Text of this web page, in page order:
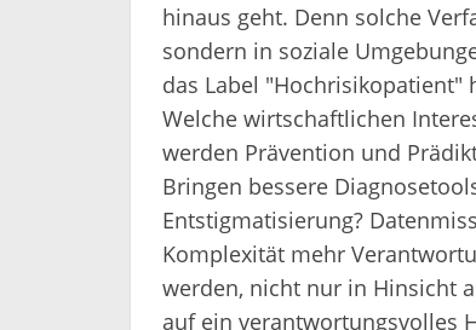
hinaus geht. Denn solche
sondern in soziale
das Label "Hochrisikopatient"
Welche wirtschaftlichen
werden Prävention und
Bringen bessere
Entstigmatisierung?
Komplexität mehr
werden, nicht nur in Hinsicht
auf ein verantwortungsvolles